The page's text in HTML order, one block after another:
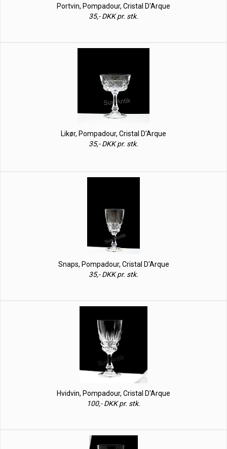
Portvin, Pompadour, Cristal D'Arque
35,- DKK pr. stk.
Likør, Pompadour, Cristal D'Arque
35,- DKK pr. stk.
Snaps, Pompadour, Cristal D'Arque
35,- DKK pr. stk.
Hvidvin, Pompadour, Cristal D'Arque
100,- DKK pr. stk.